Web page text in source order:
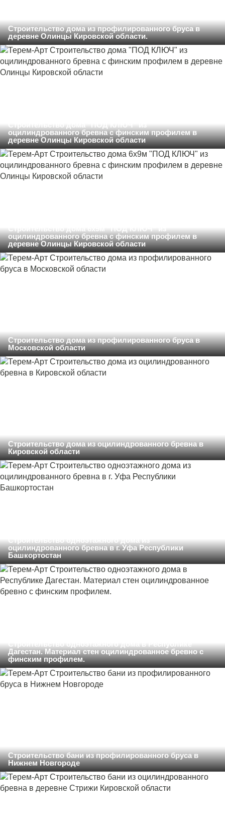
Строительство дома из профилированного бруса в
деревне Олинцы Кировской области.
Строительство дома "ПОД КЛЮЧ" из
оцилиндрованного бревна с финским профилем в
деревне Олинцы Кировской области
Строительство дома 6х9м "ПОД КЛЮЧ" из
оцилиндрованного бревна с финским профилем в
деревне Олинцы Кировской области
Строительство дома из профилированного бруса в
Московской области
Строительство дома из оцилиндрованного бревна в
Кировской области
Строительство одноэтажного дома из
оцилиндрованного бревна в г. Уфа Республики
Башкортостан
Строительство одноэтажного дома в Республике
Дагестан. Материал стен оцилиндрованное бревно с
финским профилем.
Строительство бани из профилированного бруса в
Нижнем Новгороде